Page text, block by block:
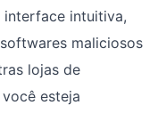
intuitiva,
maliciosos
lojas de
esteja